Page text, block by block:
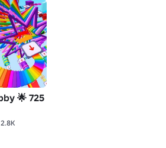
🌟 725
2.8K